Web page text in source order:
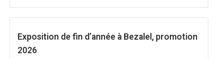
Exposition de fin d’année à Bezalel, promotion
2026